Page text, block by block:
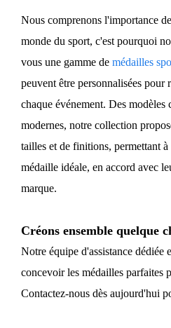
Nous comprenons l'importance
monde du sport, c'est pourquoi
vous une gamme de médailles
peuvent être personnalisées pour
chaque événement. Des modèles
modernes, notre collection
tailles et de finitions, permettant
médaille idéale, en accord avec
marque.
Créons ensemble quelque
Notre équipe d'assistance dédiée
concevoir les médailles parfaites
Contactez-nous dès aujourd'hui